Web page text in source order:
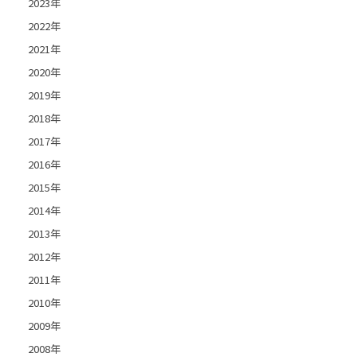
2022年
2021年
2020年
2019年
2018年
2017年
2016年
2015年
2014年
2013年
2012年
2011年
2010年
2009年
2008年